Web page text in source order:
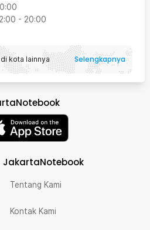
- 20:00
kota lainnya Selengkapnya
JakartaNotebook
Tentang Kami
Kontak Kami